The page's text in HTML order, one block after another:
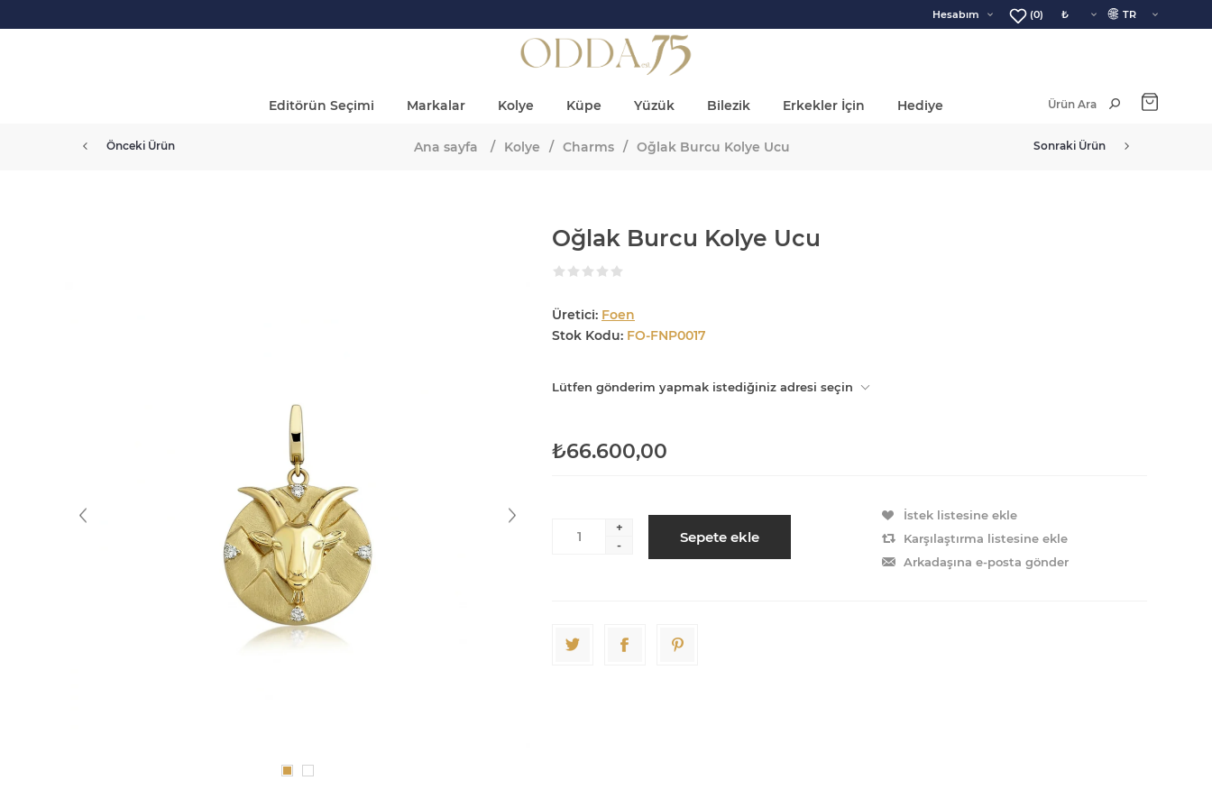
Hesabım (0) 🌐
Editörün Seçimi Markalar Kolye Küpe Yüzük Bilezik Erkekler İçin Hediye
Ana sayfa / Kolye / Charms / Oğlak Burcu Kolye Ucu
Önceki Ürün Sonraki Ürün
Oğlak Burcu Kolye Ucu
Üretici: Foen
Stok Kodu: FO-FNP0017
Lütfen gönderim yapmak istediğiniz adresi seçin
₺66.600,00
+
-
Sepete ekle
İstek listesine ekle
Karşılaştırma listesine ekle
Arkadaşına e-posta gönder